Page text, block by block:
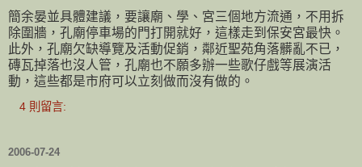
簡余晏並具體建議，要讓廟、學、宮三個地方流通，不用拆
除圍牆，孔廟停車場的門打開就好，這樣走到保安宮最快。
此外，孔廟欠缺導覽及活動促銷，鄰近聖苑角落髒亂不已，
磚瓦掉落也沒人管，孔廟也不願多辦一些歌仔戲等展演活
動，這些都是市府可以立刻做而沒有做的。
4 則留言:
2006-07-24